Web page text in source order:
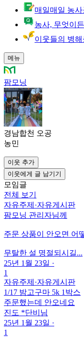
매일매일 농사
농사, 무엇이
이웃들의 병해
메뉴
팜모닝
경남합천 오공
농민
이웃 추가
이웃에게 글 남기기
모임글
전체 보기
자유주제 ·자유게시판
팜모닝 관리자님께
주문 상품이 안오면 어
무탈한 설 명절되시길...
25년 1월 23일 ·
1
자유주제 ·자유게시판
1/17 밤고구마 5k 1박스
주문했는데 안오네요
진도 *단비님
25년 1월 23일 ·
1